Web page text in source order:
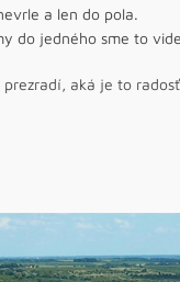
a len do pola.
do jedného sme to
prezradí, aká je to